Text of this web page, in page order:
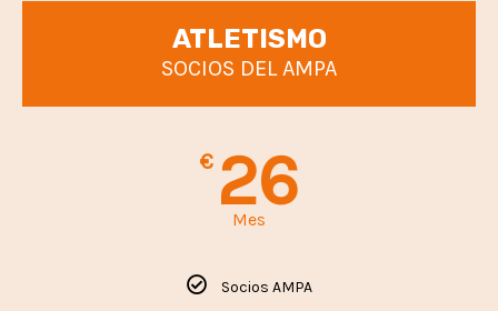
ATLETISMO
SOCIOS DEL AMPA
€ 26
Mes
Socios AMPA